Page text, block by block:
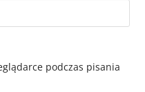
podczas pisania